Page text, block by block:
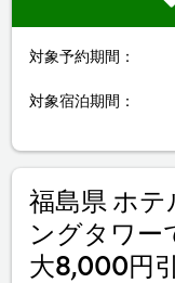
対象予約期間：
対象宿泊期間：
福島県 ホテ
ングタワー
大8,000円引